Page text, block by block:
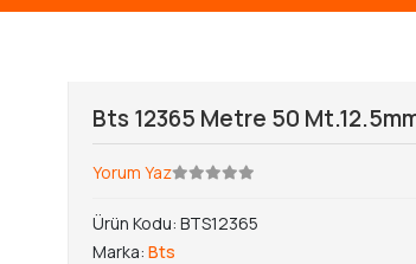
Bts 12365 Metre 50
Yorum Yaz
Ürün Kodu:BTS12365
Marka:Bts